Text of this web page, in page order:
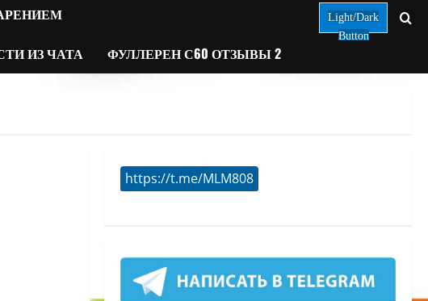
ИЗ ЧАТА ФУЛЛЕРЕН С60 ОТЗЫВЫ 2
Light/Dark
Button
https://t.me/MLM808